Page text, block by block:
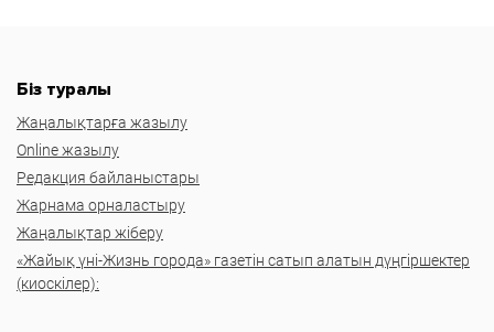
Біз туралы
Жаңалықтарға жазылу
Online жазылу
Редакция байланыстары
Жарнама орналастыру
Жаңалықтар жіберу
«Жайық үні-Жизнь города» газетін сатып алатын дүңгіршектер
(киоскілер):